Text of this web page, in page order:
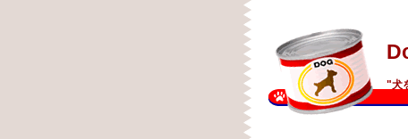
"犬